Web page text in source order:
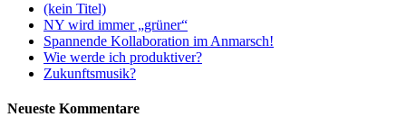
(kein Titel)
NY wird immer „grüner“
Spannende Kollaboration im Anmarsch!
Wie werde ich produktiver?
Zukunftsmusik?
Neueste Kommentare